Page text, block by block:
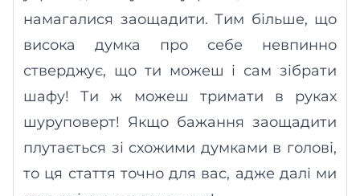
намагалися заощадити. Тим більше, що
висока думка про себе невпинно
стверджує, що ти можеш і сам зібрати
шафу! Ти ж можеш тримати в руках
шуруповерт! Якщо бажання заощадити
плутається зі схожими думками в голові,
то ця стаття точно для вас, адже далі ми